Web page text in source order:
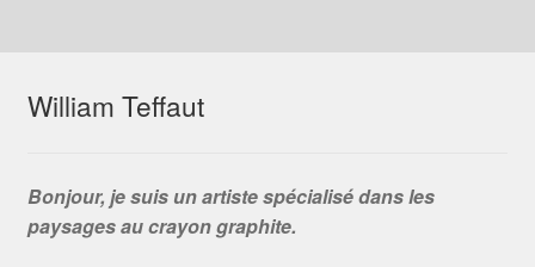
William Teffaut
Bonjour, je suis un artiste spécialisé dans les
paysages au crayon graphite.